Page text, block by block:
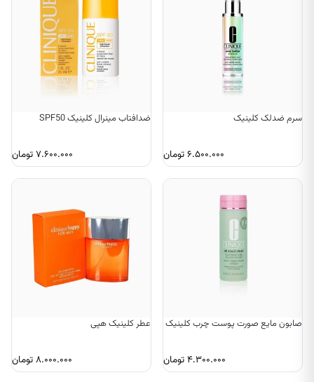
سرم ضدلک کلینیک
۶.۵۰۰.۰۰۰تومان
ضدافتاب مینرال کلینیک SPF50
۷.۶۰۰.۰۰۰تومان
صابون مایع صورت پوست چرب کلینیک
۴.۳۰۰.۰۰۰تومان
عطر کلینیک هپی
۸.۰۰۰.۰۰۰تومان